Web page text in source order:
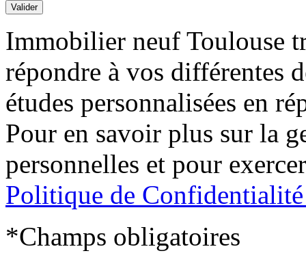
Valider
Immobilier neuf Toulouse
répondre à vos différentes
études personnalisées en
Pour en savoir plus sur la
personnelles et pour
Politique de Confidentialité
*Champs obligatoires